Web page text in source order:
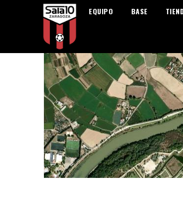
EQUIPO BASE